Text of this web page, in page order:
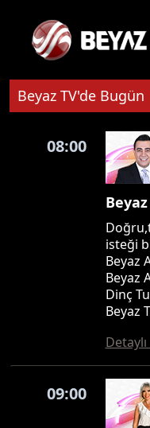
Beyaz TV'de Bugün
08:00
isteği
Beyaz
Beyaz
Dinç
Beyaz
09:00